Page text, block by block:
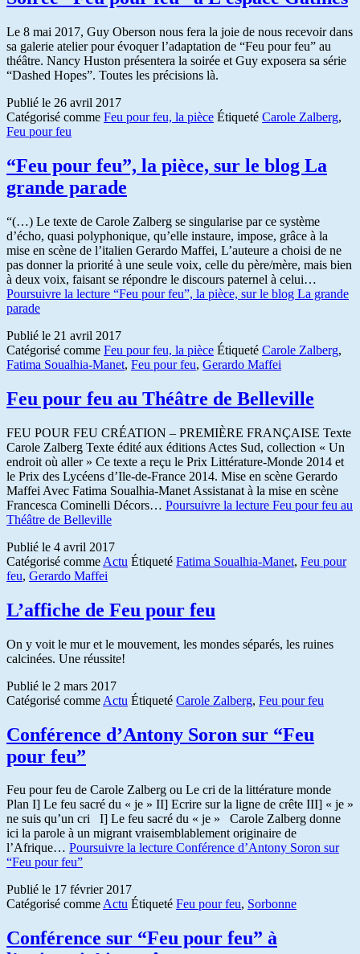
Le 8 mai 2017, Guy Oberson nous fera la joie de nous recevoir dans
sa galerie atelier pour évoquer l’adaptation de “Feu pour feu” au
théâtre. Nancy Huston présentera la soirée et Guy exposera sa série
“Dashed Hopes”. Toutes les précisions là.
Publié le 26 avril 2017
Catégorisé comme Feu pour feu, la pièce Étiqueté Carole Zalberg,
Feu pour feu
“Feu pour feu”, la pièce, sur le blog La
grande parade
“(…) Le texte de Carole Zalberg se singularise par ce système
d’écho, quasi polyphonique, qu’elle instaure, impose, grâce à la
mise en scène de l’italien Gerardo Maffei, L’auteure a choisi de ne
pas donner la priorité à une seule voix, celle du père/mère, mais bien
à deux voix, faisant se répondre le discours paternel à celui…
Poursuivre la lecture “Feu pour feu”, la pièce, sur le blog La grande
parade
Publié le 21 avril 2017
Catégorisé comme Feu pour feu, la pièce Étiqueté Carole Zalberg,
Fatima Soualhia-Manet, Feu pour feu, Gerardo Maffei
Feu pour feu au Théâtre de Belleville
FEU POUR FEU CRÉATION – PREMIÈRE FRANÇAISE Texte
Carole Zalberg Texte édité aux éditions Actes Sud, collection « Un
endroit où aller » Ce texte a reçu le Prix Littérature-Monde 2014 et
le Prix des Lycéens d’Ile-de-France 2014. Mise en scène Gerardo
Maffei Avec Fatima Soualhia-Manet Assistanat à la mise en scène
Francesca Cominelli Décors… Poursuivre la lecture Feu pour feu au
Théâtre de Belleville
Publié le 4 avril 2017
Catégorisé comme Actu Étiqueté Fatima Soualhia-Manet, Feu pour
feu, Gerardo Maffei
L’affiche de Feu pour feu
On y voit le mur et le mouvement, les mondes séparés, les ruines
calcinées. Une réussite!
Publié le 2 mars 2017
Catégorisé comme Actu Étiqueté Carole Zalberg, Feu pour feu
Conférence d’Antony Soron sur “Feu
pour feu”
Feu pour feu de Carole Zalberg ou Le cri de la littérature monde
Plan I] Le feu sacré du « je » II] Ecrire sur la ligne de crête III] « je »
ne suis qu’un cri I] Le feu sacré du « je » Carole Zalberg donne
ici la parole à un migrant vraisemblablement originaire de
l’Afrique… Poursuivre la lecture Conférence d’Antony Soron sur
“Feu pour feu”
Publié le 17 février 2017
Catégorisé commeActu Étiqueté Feu pour feu, Sorbonne
Conférence sur “Feu pour feu” à